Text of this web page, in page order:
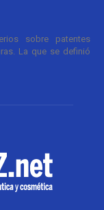
sobre patentes
La que se definió